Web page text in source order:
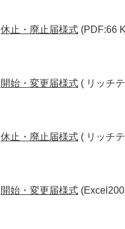
休止・廃止届様式 (PDF:66
開始・変更届様式 ( リッチ
休止・廃止届様式 ( リッチ
開始・変更届様式